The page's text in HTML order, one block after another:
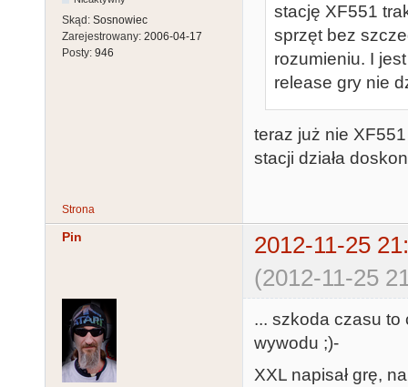
Skąd: Sosnowiec
Zarejestrowany: 2006-04-17
Posty: 946
stację XF551
sprzęt bez
rozumieniu. I
release gry nie
teraz już nie
stacji działa
Strona
Pin
2012-11-25
(2012-11-25
... szkoda czasu
wywodu ;)-
XXL napisał grę,